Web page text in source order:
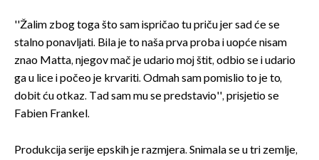
''Žalim zbog toga što sam ispričao tu priču jer sad će se
stalno ponavljati. Bila je to naša prva proba i uopće nisam
znao Matta, njegov mač je udario moj štit, odbio se i udario
ga u lice i počeo je krvariti. Odmah sam pomislio to je to,
dobit ću otkaz. Tad sam mu se predstavio'', prisjetio se
Fabien Frankel.
Produkcija serije epskih je razmjera. Snimala se u tri zemlje,